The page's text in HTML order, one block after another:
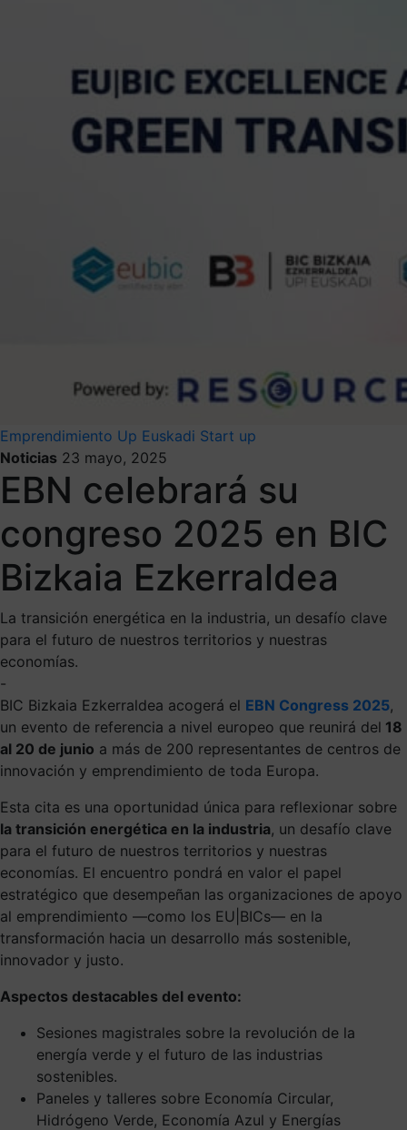
Emprendimiento Up Euskadi Start up
Noticias 23 mayo, 2025
EBN celebrará su
congreso 2025 en BIC
Bizkaia Ezkerraldea
La transición energética en la industria, un desafío clave
para el futuro de nuestros territorios y nuestras
economías.
-
BIC Bizkaia Ezkerraldea acogerá el EBN Congress 2025,
un evento de referencia a nivel europeo que reunirá del 18
al 20 de junio a más de 200 representantes de centros de
innovación y emprendimiento de toda Europa.
Esta cita es una oportunidad única para reflexionar sobre
la transición energética en la industria, un desafío clave
para el futuro de nuestros territorios y nuestras
economías. El encuentro pondrá en valor el papel
estratégico que desempeñan las organizaciones de apoyo
al emprendimiento —como los EU|BICs— en la
transformación hacia un desarrollo más sostenible,
innovador y justo.
Aspectos destacables del evento:
Sesiones magistrales sobre la revolución de la
energía verde y el futuro de las industrias
sostenibles.
Paneles y talleres sobre Economía Circular,
Hidrógeno Verde, Economía Azul y Energías